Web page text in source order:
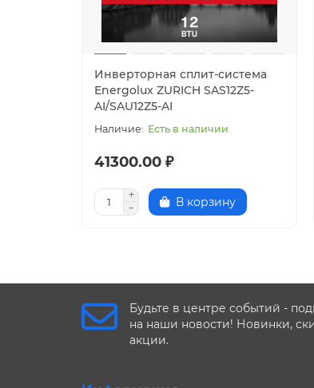
Инверторная сплит-система
Energolux ZURICH SAS12Z5-
AI/SAU12Z5-AI
Есть в наличии
41300.00 ₽
В корзину
Будьте в центре событий -
на наши новости! Новинки,
акции.